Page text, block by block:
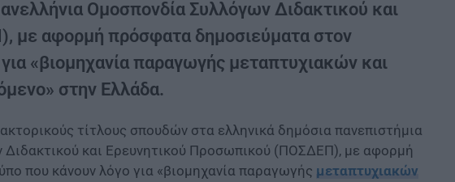
Ομοσπονδία Συλλόγων Διδακτικού και
με αφορμή πρόσφατα δημοσιεύματα στον
«βιομηχανία παραγωγής μεταπτυχιακών και
στην Ελλάδα.
τίτλους σπουδών στα ελληνικά δημόσια πανεπιστήμια
και Ερευνητικού Προσωπικού (ΠΟΣΔΕΠ), με αφορμή
που κάνουν λόγο για «βιομηχανία παραγωγής μεταπτυχιακών